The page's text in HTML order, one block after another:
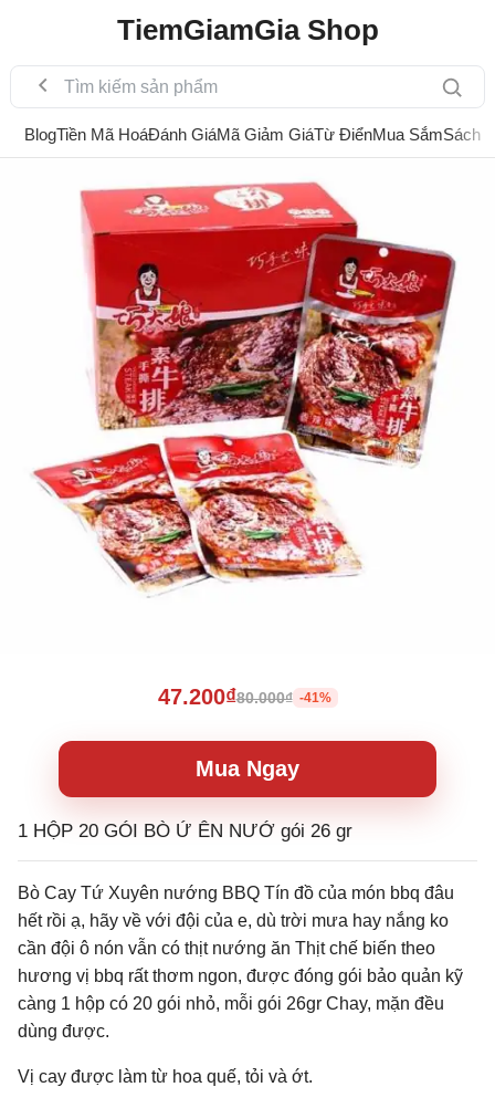
TiemGiamGia Shop
BlogTiền Mã HoáĐánh GiáMã Giảm GiáTừ ĐiểnMua SắmSách
47.200₫80.000₫ -41%
Mua Ngay
1 HỘP 20 GÓI BÒ Ứ ÊN NƯỚ gói 26 gr
Bò Cay Tứ Xuyên nướng BBQ Tín đồ của món bbq đâu
hết rồi ạ, hãy về với đội của e, dù trời mưa hay nắng ko
cần đội ô nón vẫn có thịt nướng ăn Thịt chế biến theo
hương vị bbq rất thơm ngon, được đóng gói bảo quản kỹ
càng 1 hộp có 20 gói nhỏ, mỗi gói 26gr Chay, mặn đều
dùng được.
Vị cay được làm từ hoa quế, tỏi và ớt.